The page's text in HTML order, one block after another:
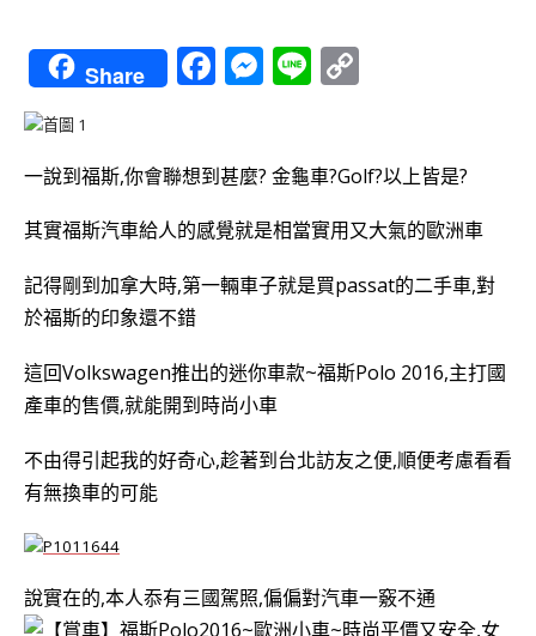
Share Facebook
Messenger
Line
一說到福斯,你會聯想到甚麼? 金龜車?Golf?以上皆是?
其實福斯汽車給人的感覺就是相當實用又大氣的歐洲車
記得剛到加拿大時,第一輛車子就是買passat的二手車,對
於福斯的印象還不錯
這回Volkswagen推出的迷你車款~福斯Polo 2016,主打國
產車的售價,就能開到時尚小車
不由得引起我的好奇心,趁著到台北訪友之便,順便考慮看看
有無換車的可能
說實在的,本人忝有三國駕照,偏偏對汽車一竅不通